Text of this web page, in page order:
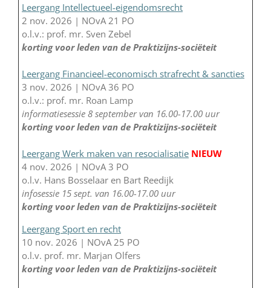
Leergang Intellectueel-eigendomsrecht
2 nov. 2026 | NOvA 21 PO
o.l.v.: prof. mr. Sven Zebel
korting voor leden van de Praktizijns-sociëteit
Leergang Financieel-economisch strafrecht & sancties
3 nov. 2026 | NOvA 36 PO
o.l.v.: prof. mr. Roan Lamp
informatiesessie 8 september van 16.00-17.00 uur
korting voor leden van de Praktizijns-sociëteit
Leergang Werk maken van resocialisatie NIEUW
4 nov. 2026 | NOvA 3 PO
o.l.v. Hans Bosselaar en Bart Reedijk
infosessie 15 sept. van 16.00-17.00 uur
korting voor leden van de Praktizijns-sociëteit
Leergang Sport en recht
10 nov. 2026 | NOvA 25 PO
o.l.v. prof. mr. Marjan Olfers
korting voor leden van de Praktizijns-sociëteit